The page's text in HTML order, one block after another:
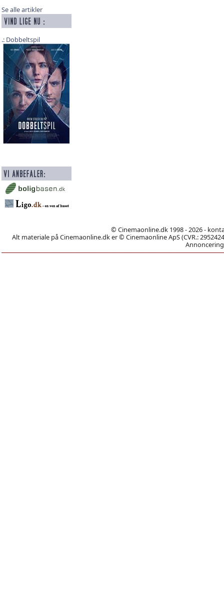
Se alle artikler
Dobbeltspil
© Cinemaonline.dk 1998 - 2026 -
Alt materiale på Cinemaonline.dk er © Cinemaonline ApS (CVR.: